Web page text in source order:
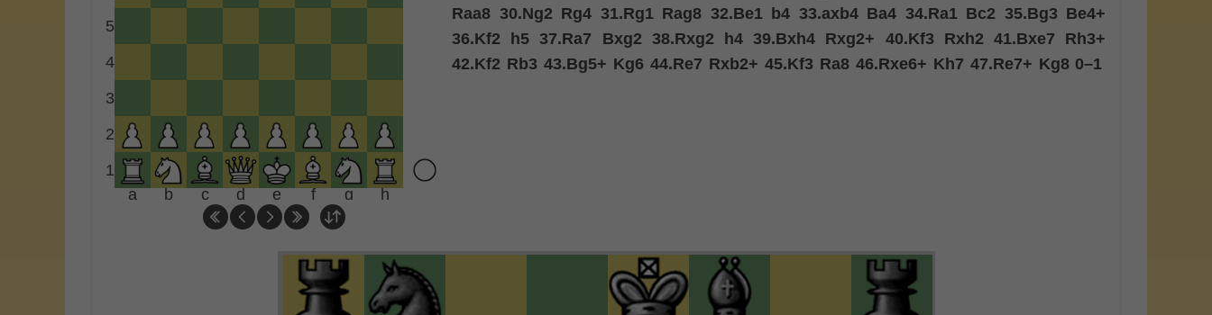
1
2
3
4
5
a b c d e f g h
Raa8 30.Ng2 Rg4 31.Rg1 Rag8 32.Be1 b4 33.axb4 Ba4 34.Ra1 Bc2 35.Bg3 Be4+
36.Kf2 h5 37.Ra7 Bxg2 38.Rxg2 h4 39.Bxh4 Rxg2+ 40.Kf3 Rxh2 41.Bxe7
Rh3+
42.Kf2 Rb3 43.Bg5+ Kg6 44.Re7 Rxb2+ 45.Kf3 Ra8 46.Rxe6+ Kh7 47.Re7+ Kg8 0–1